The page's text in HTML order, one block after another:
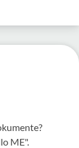
ME".